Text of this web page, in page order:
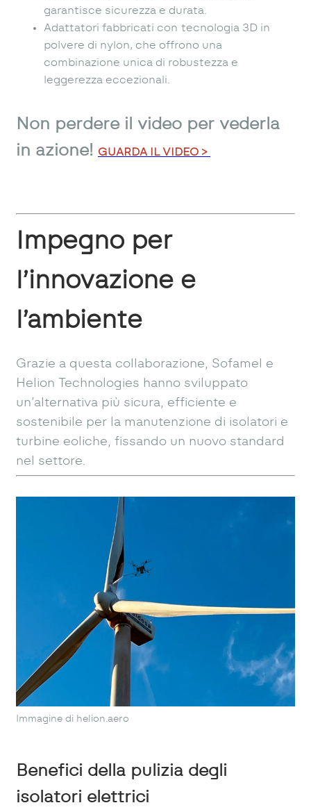
garantisce sicurezza e durata.
Adattatori fabbricati con tecnologia 3D in
polvere di nylon, che offrono una
combinazione unica di robustezza e
leggerezza eccezionali.
Non perdere il video per vederla
in azione! GUARDA IL VIDEO >
Impegno per
l’innovazione e
l’ambiente
Grazie a questa collaborazione, Sofamel e
Helion Technologies hanno sviluppato
un’alternativa più sicura, efficiente e
sostenibile per la manutenzione di isolatori e
turbine eoliche, fissando un nuovo standard
nel settore.
Immagine di helion.aero
Benefici della pulizia degli
isolatori elettrici